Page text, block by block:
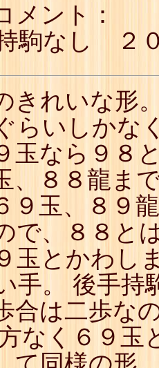
☖
15☗
20
21
☗
詰
メント：
駒なし ２
きれいな形
らいしかな
玉なら９８
、８８龍ま
９玉、８９
で、８８と
玉とかわし
手。 後手持
合は二歩な
なく６９玉